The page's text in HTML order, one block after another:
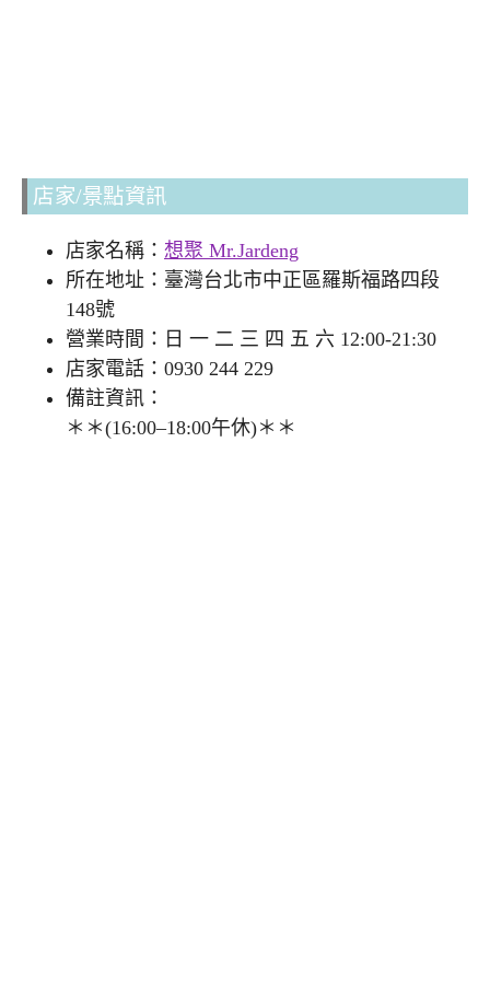
店家/景點資訊
店家名稱： 想聚 Mr.Jardeng
所在地址：臺灣台北市中正區羅斯福路四段
148號
營業時間：日 一 二 三 四 五 六 12:00-21:30
店家電話：0930 244 229
備註資訊：
＊＊(16:00–18:00午休)＊＊